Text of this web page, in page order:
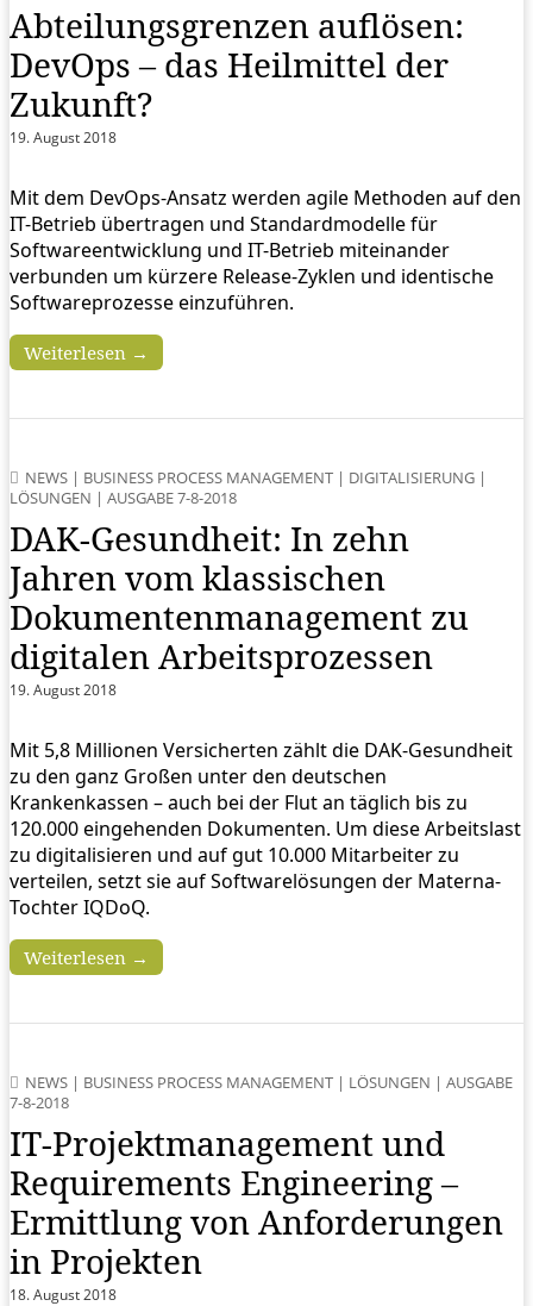
Abteilungsgrenzen auflösen:
DevOps – das Heilmittel der
Zukunft?
19. August 2018
Mit dem DevOps-Ansatz werden agile Methoden auf den
IT-Betrieb übertragen und Standardmodelle für
Softwareentwicklung und IT-Betrieb miteinander
verbunden um kürzere Release-Zyklen und identische
Softwareprozesse einzuführen.
Weiterlesen →
NEWS | BUSINESS PROCESS MANAGEMENT | DIGITALISIERUNG |
LÖSUNGEN | AUSGABE 7-8-2018
DAK-Gesundheit: In zehn
Jahren vom klassischen
Dokumenten­management zu
digitalen Arbeitsprozessen
19. August 2018
Mit 5,8 Millionen Versicherten zählt die DAK-Gesundheit
zu den ganz Großen unter den deutschen
Krankenkassen – auch bei der Flut an täglich bis zu
120.000 eingehenden Dokumenten. Um diese Arbeitslast
zu digitalisieren und auf gut 10.000 Mitarbeiter zu
verteilen, setzt sie auf Softwarelösungen der Materna-
Tochter IQDoQ.
Weiterlesen →
NEWS | BUSINESS PROCESS MANAGEMENT | LÖSUNGEN | AUSGABE
7-8-2018
IT-Projektmanagement und
Requirements Engineering –
Ermittlung von Anforderungen
in Projekten
18. August 2018